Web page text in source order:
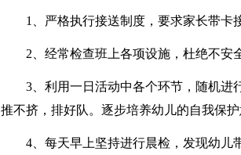
1、严格执行接送制度，要求家长带卡
2、经常检查班上各项设施，杜绝不安
3、利用一日活动中各个环节，随机进
推不挤，排好队。逐步培养幼儿的自我保护
4、每天早上坚持进行晨检，发现幼儿